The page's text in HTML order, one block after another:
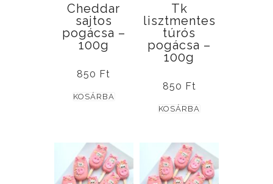
Cheddar
sajtos
pogácsa –
100g
850 Ft
KOSÁRBA
Tk
lisztmentes
túrós
pogácsa –
100g
850 Ft
KOSÁRBA